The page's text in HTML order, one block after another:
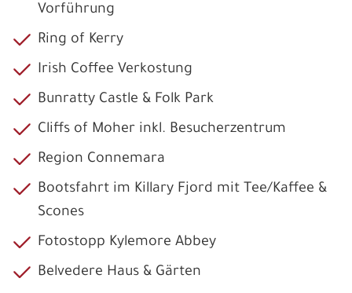
Vorführung
Ring of Kerry
Irish Coffee Verkostung
Bunratty Castle & Folk Park
Cliffs of Moher inkl. Besucherzentrum
Region Connemara
Bootsfahrt im Killary Fjord mit Tee/Kaffee &
Scones
Fotostopp Kylemore Abbey
Belvedere Haus & Gärten